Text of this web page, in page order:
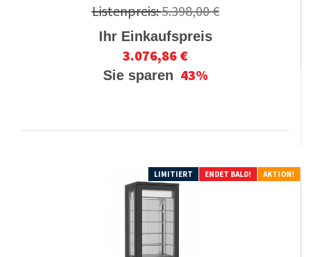
Listenpreis:5.398,00 €
Ihr Einkaufspreis
3.076,86 €
Sie sparen 43%
LIMITIERT ENDET BALD! AKTION!